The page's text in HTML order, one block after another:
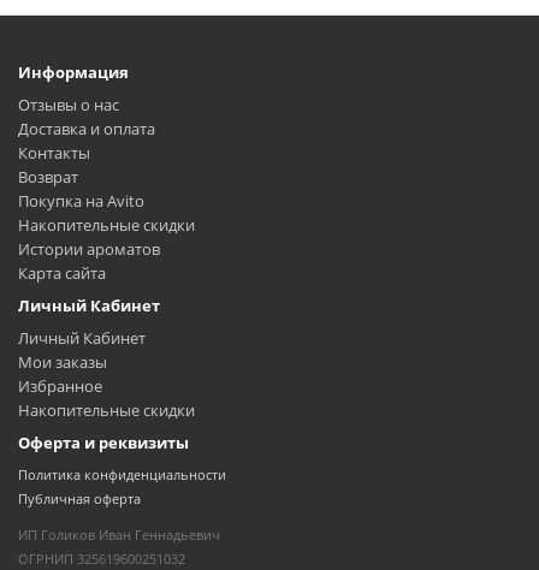
Информация
Отзывы о нас
Доставка и оплата
Контакты
Возврат
Покупка на Avito
Накопительные скидки
Истории ароматов
Карта сайта
Личный Кабинет
Личный Кабинет
Мои заказы
Избранное
Накопительные скидки
Оферта и реквизиты
Политика конфиденциальности
Публичная оферта
ИП Голиков Иван Геннадьевич
ОГРНИП 325619600251032